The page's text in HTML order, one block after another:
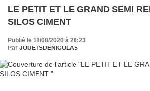
LE PETIT ET LE GRAND SEMI
SILOS CIMENT
Publié le 18/08/2020 à 20:23
Par JOUETSDENICOLAS